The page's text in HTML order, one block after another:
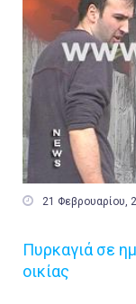
 21 Φεβρουαρίου,
Πυρκαγιά σε
οικίας